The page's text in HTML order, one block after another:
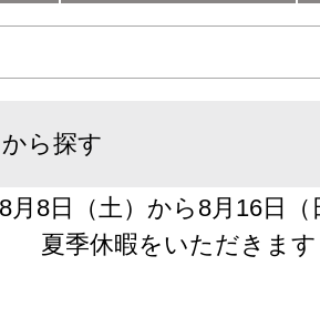
ら探す
月8日（土）から8月16日
夏季休暇をいただきます